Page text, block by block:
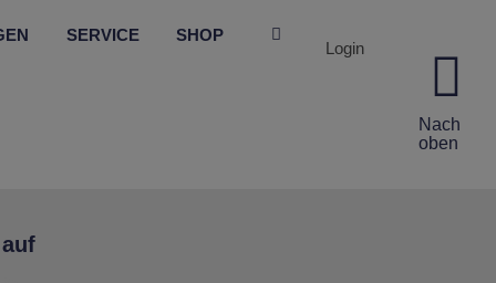
SERVICE SHOP
Login
Nach
oben